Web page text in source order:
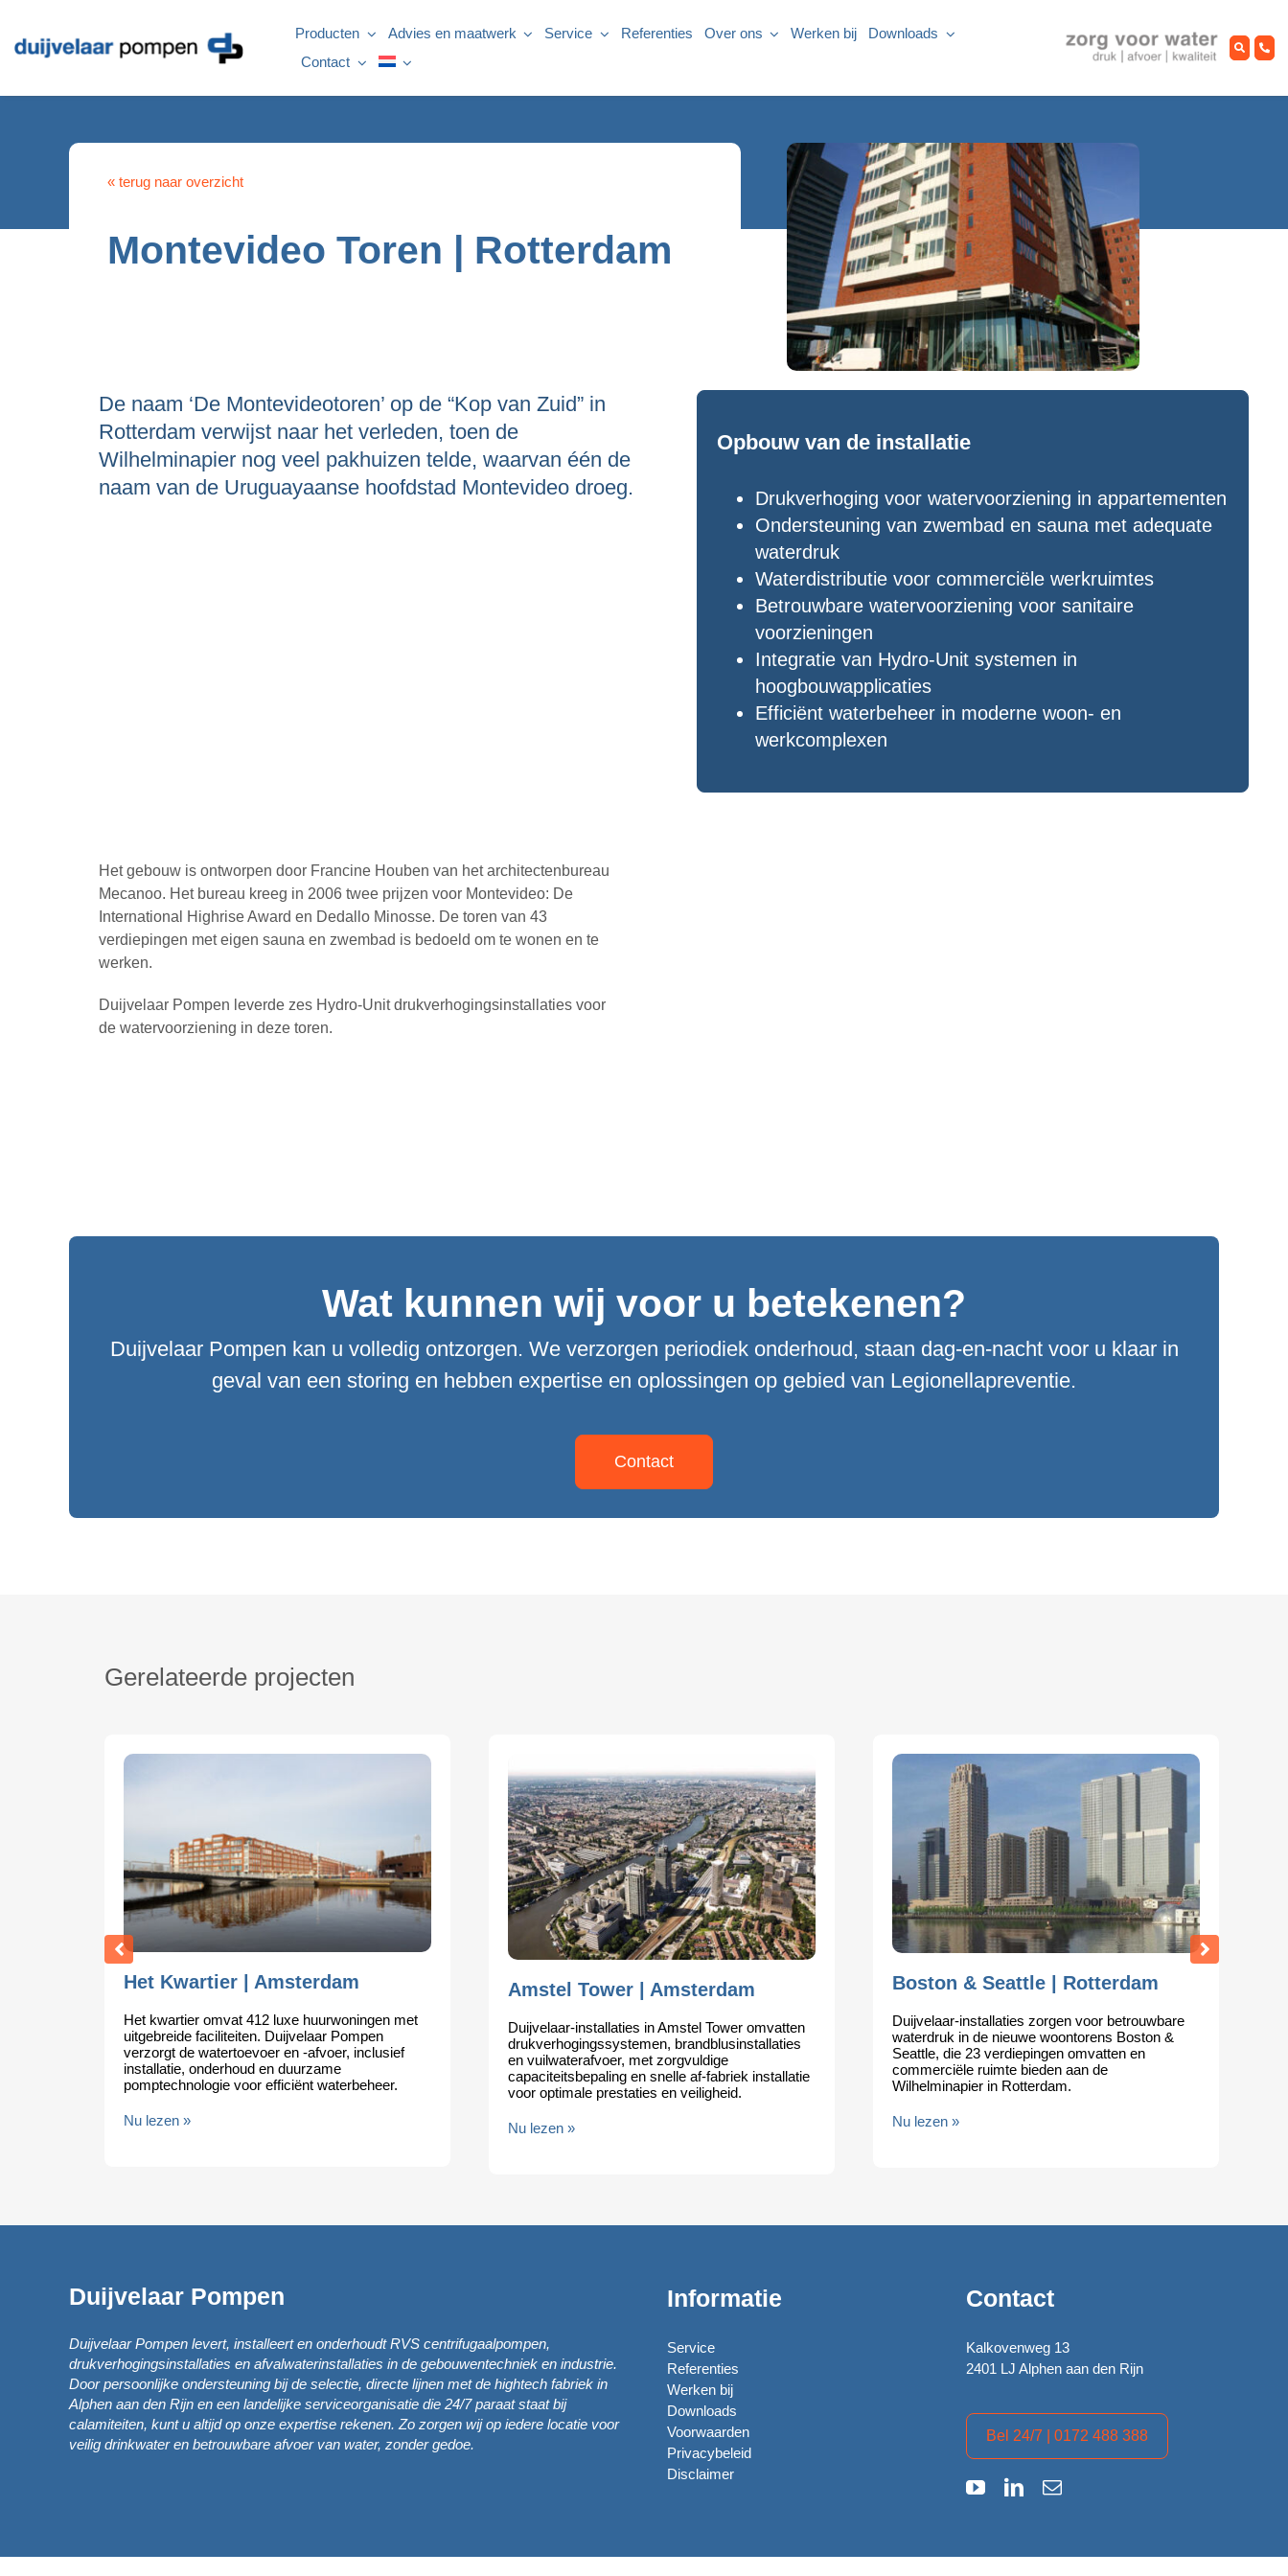
inhoud
Producten Advies en maatwerk Service Referenties Over ons Werken bij
Downloads
Contact
« terug naar overzicht
Montevideo Toren | Rotterdam
De naam ‘De Montevideotoren’ op de “Kop van Zuid” in
Rotterdam verwijst naar het verleden, toen de
Wilhelminapier nog veel pakhuizen telde, waarvan één de
naam van de Uruguayaanse hoofdstad Montevideo droeg.
Opbouw van de installatie
Drukverhoging voor watervoorziening in appartementen
Ondersteuning van zwembad en sauna met adequate
waterdruk
Waterdistributie voor commerciële werkruimtes
Betrouwbare watervoorziening voor sanitaire
voorzieningen
Integratie van Hydro-Unit systemen in
hoogbouwapplicaties
Efficiënt waterbeheer in moderne woon- en
werkcomplexen
Het gebouw is ontworpen door Francine Houben van het architectenbureau
Mecanoo. Het bureau kreeg in 2006 twee prijzen voor Montevideo: De
International Highrise Award en Dedallo Minosse. De toren van 43
verdiepingen met eigen sauna en zwembad is bedoeld om te wonen en te
werken.
Duijvelaar Pompen leverde zes Hydro-Unit drukverhogingsinstallaties voor
de watervoorziening in deze toren.
Wat kunnen wij voor u betekenen?
Duijvelaar Pompen kan u volledig ontzorgen. We verzorgen periodiek onderhoud, staan dag-en-nacht voor u klaar in
geval van een storing en hebben expertise en oplossingen op gebied van Legionellapreventie.
Contact
Gerelateerde projecten
Het Kwartier | Amsterdam
Het kwartier omvat 412 luxe huurwoningen met
uitgebreide faciliteiten. Duijvelaar Pompen
verzorgt de watertoevoer en -afvoer, inclusief
installatie, onderhoud en duurzame
pomptechnologie voor efficiënt waterbeheer.
Nu lezen »
Amstel Tower | Amsterdam
Duijvelaar-installaties in Amstel Tower omvatten
drukverhogingssystemen, brandblusinstallaties
en vuilwaterafvoer, met zorgvuldige
capaciteitsbepaling en snelle af-fabriek installatie
voor optimale prestaties en veiligheid.
Nu lezen »
Boston & Seattle | Rotterdam
Duijvelaar-installaties zorgen voor betrouwbare
waterdruk in de nieuwe woontorens Boston &
Seattle, die 23 verdiepingen omvatten en
commerciële ruimte bieden aan de
Wilhelminapier in Rotterdam.
Nu lezen »
Duijvelaar Pompen
Duijvelaar Pompen levert, installeert en onderhoudt RVS centrifugaalpompen,
drukverhogingsinstallaties en afvalwaterinstallaties in de gebouwentechniek en industrie.
Door persoonlijke ondersteuning bij de selectie, directe lijnen met de hightech fabriek in
Alphen aan den Rijn en een landelijke serviceorganisatie die 24/7 paraat staat bij
calamiteiten, kunt u altijd op onze expertise rekenen. Zo zorgen wij op iedere locatie voor
veilig drinkwater en betrouwbare afvoer van water, zonder gedoe.
Informatie
Service
Referenties
Werken bij
Downloads
Voorwaarden
Privacybeleid
Disclaimer
Contact
Kalkovenweg 13
2401 LJ Alphen aan den Rijn
Bel 24/7 | 0172 488 388